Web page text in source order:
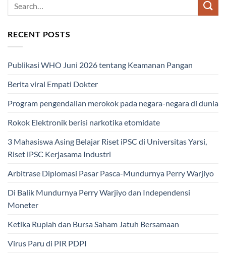
RECENT POSTS
Publikasi WHO Juni 2026 tentang Keamanan Pangan
Berita viral Empati Dokter
Program pengendalian merokok pada negara-negara di dunia
Rokok Elektronik berisi narkotika etomidate
3 Mahasiswa Asing Belajar Riset iPSC di Universitas Yarsi,
Riset iPSC Kerjasama Industri
Arbitrase Diplomasi Pasar Pasca-Mundurnya Perry Warjiyo
Di Balik Mundurnya Perry Warjiyo dan Independensi
Moneter
Ketika Rupiah dan Bursa Saham Jatuh Bersamaan
Virus Paru di PIR PDPI